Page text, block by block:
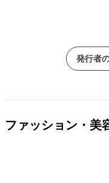
発行者
ファッション・美